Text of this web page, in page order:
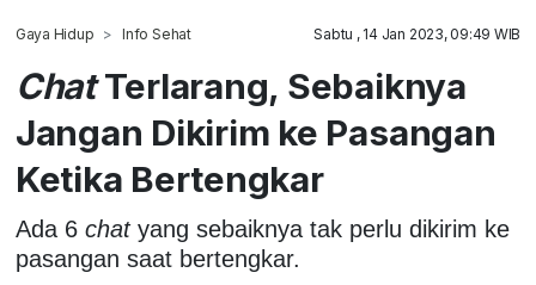
Gaya Hidup Info Sehat Sabtu , 14 Jan 2023, 09:49 WIB
ChatTerlarang, Sebaiknya
Jangan Dikirim ke Pasangan
Ketika Bertengkar
Ada 6 chatyang sebaiknya tak perlu dikirim ke
pasangan saat bertengkar.